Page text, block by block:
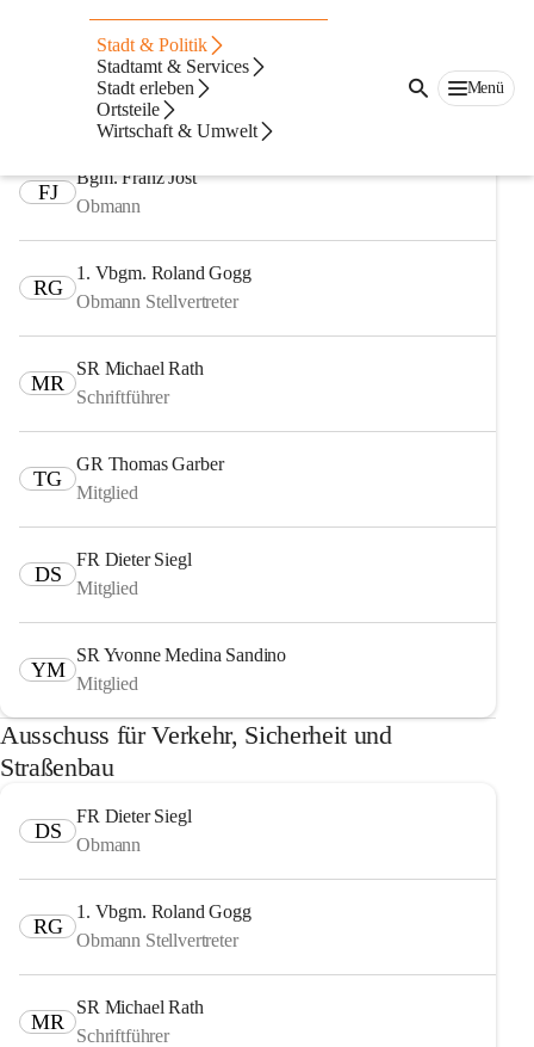
Stadt & Politik
Stadtamt & Services
Stadt erleben
Ortsteile
Wirtschaft & Umwelt
Menü
Fachausschüsse
Ausschuss für Finanzen, Recht und Wirtschaft
FJ
Bgm. Franz Jost
Obmann
RG
1. Vbgm. Roland Gogg
Obmann Stellvertreter
MR
SR Michael Rath
Schriftführer
TG
GR Thomas Garber
Mitglied
DS
FR Dieter Siegl
Mitglied
YM
SR Yvonne Medina Sandino
Mitglied
Ausschuss für Verkehr, Sicherheit und
Straßenbau
DS
FR Dieter Siegl
Obmann
RG
1. Vbgm. Roland Gogg
Obmann Stellvertreter
MR
SR Michael Rath
Schriftführer